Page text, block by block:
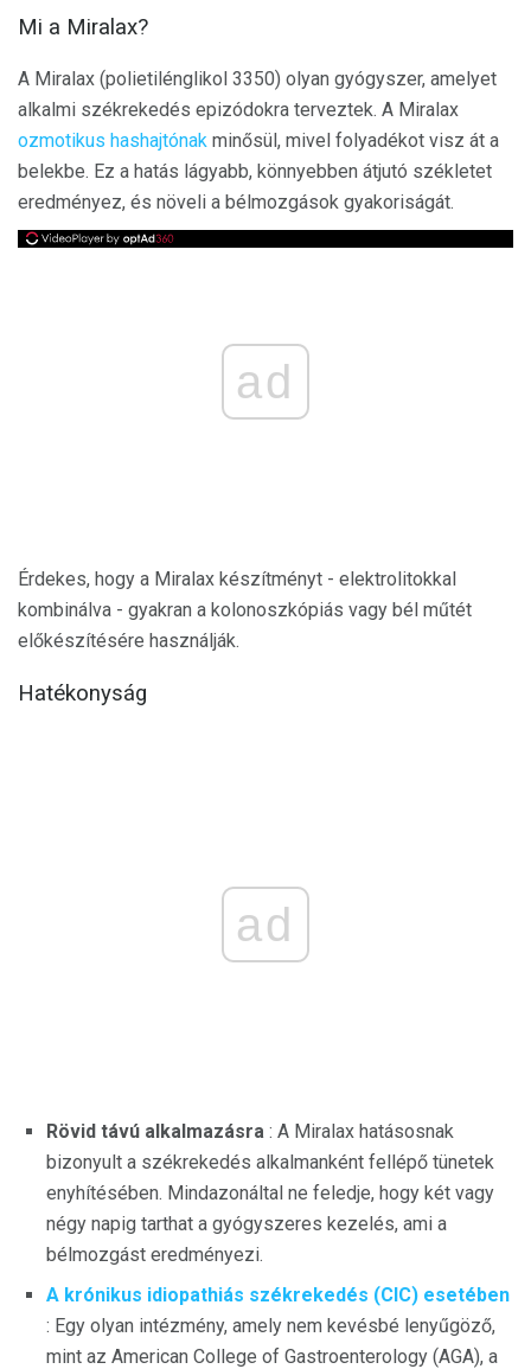
Mi a Miralax?
A Miralax (polietilénglikol 3350) olyan gyógyszer, amelyet
alkalmi székrekedés epizódokra terveztek. A Miralax
ozmotikus hashajtónak minősül, mivel folyadékot visz át a
belekbe. Ez a hatás lágyabb, könnyebben átjutó székletet
eredményez, és növeli a bélmozgások gyakoriságát.
ad
Érdekes, hogy a Miralax készítményt - elektrolitokkal
kombinálva - gyakran a kolonoszkópiás vagy bél műtét
előkészítésére használják.
Hatékonyság
ad
Rövid távú alkalmazásra : A Miralax hatásosnak
bizonyult a székrekedés alkalmanként fellépő tünetek
enyhítésében. Mindazonáltal ne feledje, hogy két vagy
négy napig tarthat a gyógyszeres kezelés, ami a
bélmozgást eredményezi.
A krónikus idiopathiás székrekedés (CIC) esetében
: Egy olyan intézmény, amely nem kevésbé lenyűgöző,
mint az American College of Gastroenterology (AGA), a